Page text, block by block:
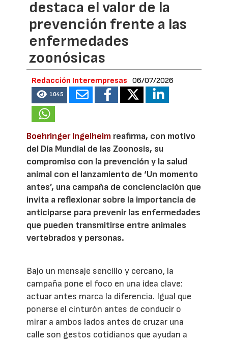
destaca el valor de la
prevención frente a las
enfermedades
zoonósicas
Redacción Interempresas 06/07/2026
1045
Boehringer Ingelheim reafirma, con motivo
del Día Mundial de las Zoonosis, su
compromiso con la prevención y la salud
animal con el lanzamiento de ‘Un momento
antes’, una campaña de concienciación que
invita a reflexionar sobre la importancia de
anticiparse para prevenir las enfermedades
que pueden transmitirse entre animales
vertebrados y personas.
Bajo un mensaje sencillo y cercano, la
campaña pone el foco en una idea clave:
actuar antes marca la diferencia. Igual que
ponerse el cinturón antes de conducir o
mirar a ambos lados antes de cruzar una
calle son gestos cotidianos que ayudan a